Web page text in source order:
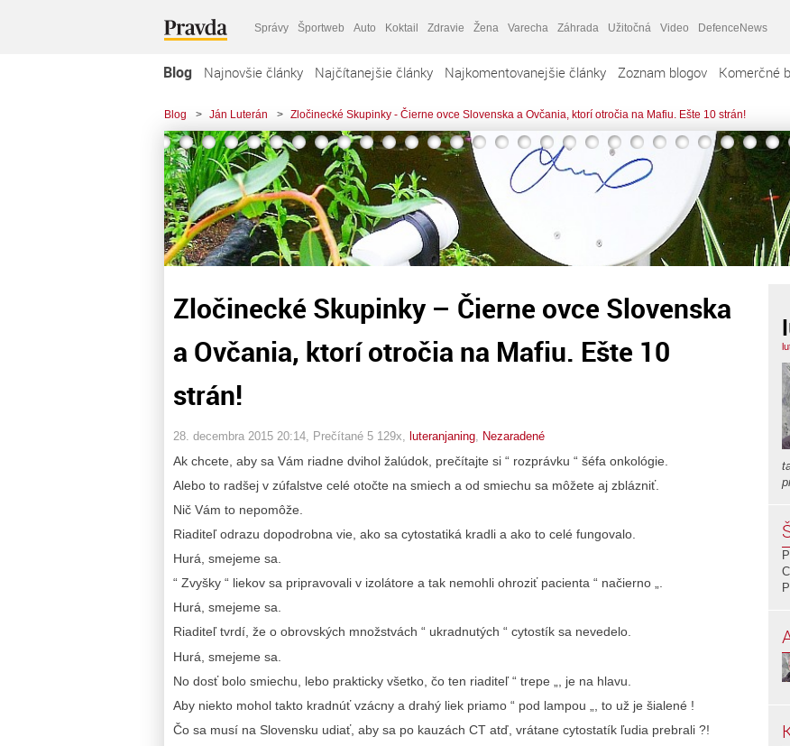
Správy Športweb Auto Koktail Zdravie Žena Varecha Záhrada Užitočná Video DefenceNews
Blog Najnovšie články Najčítanejšie články Najkomentovanejšie články Zoznam blogov Komerčné
Blog > Ján Luterán > Zločinecké Skupinky - Čierne ovce Slovenska a Ovčania, ktorí otročia na Mafiu. Ešte 10 strán!
Zločinecké Skupinky – Čierne ovce Slovenska
a Ovčania, ktorí otročia na Mafiu. Ešte 10
strán!
28. decembra 2015 20:14 , Prečítané 5 129x, luteranjaning Nezaradené
Ak chcete, aby sa Vám riadne dvihol žalúdok, prečítajte si “ rozprávku “ šéfa onkológie.
Alebo to radšej v zúfalstve celé otočte na smiech a od smiechu sa môžete aj zblázniť.
Nič Vám to nepomôže.
Riaditeľ odrazu dopodrobna vie, ako sa cytostatiká kradli a ako to celé fungovalo.
Hurá, smejeme sa.
“ Zvyšky “ liekov sa pripravovali v izolátore a tak nemohli ohroziť pacienta “ načierno „.
Hurá, smejeme sa.
Riaditeľ tvrdí, že o obrovských množstvách “ ukradnutých “ cytostík sa nevedelo.
Hurá, smejeme sa.
No dosť bolo smiechu, lebo prakticky všetko, čo ten riaditeľ “ trepe „, je na hlavu.
Aby niekto mohol takto kradnúť vzácny a drahý liek priamo “ pod lampou „, to už je šialené !
Čo sa musí na Slovensku udiať, aby sa po kauzách CT atď, vrátane cytostatík ľudia prebrali ?!